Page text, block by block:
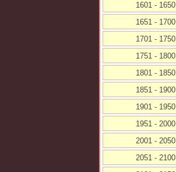
1601 - 1650
1651 - 1700
1701 - 1750
1751 - 1800
1801 - 1850
1851 - 1900
1901 - 1950
1951 - 2000
2001 - 2050
2051 - 2100